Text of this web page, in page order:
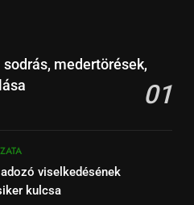
medertörések,
01
viselkedésének
kulcsa